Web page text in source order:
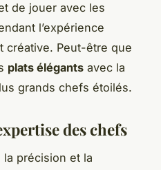
de jouer avec les
l’expérience
créative. Peut-être que
plats élégants avec la
grands chefs étoilés.
des chefs
la précision et la